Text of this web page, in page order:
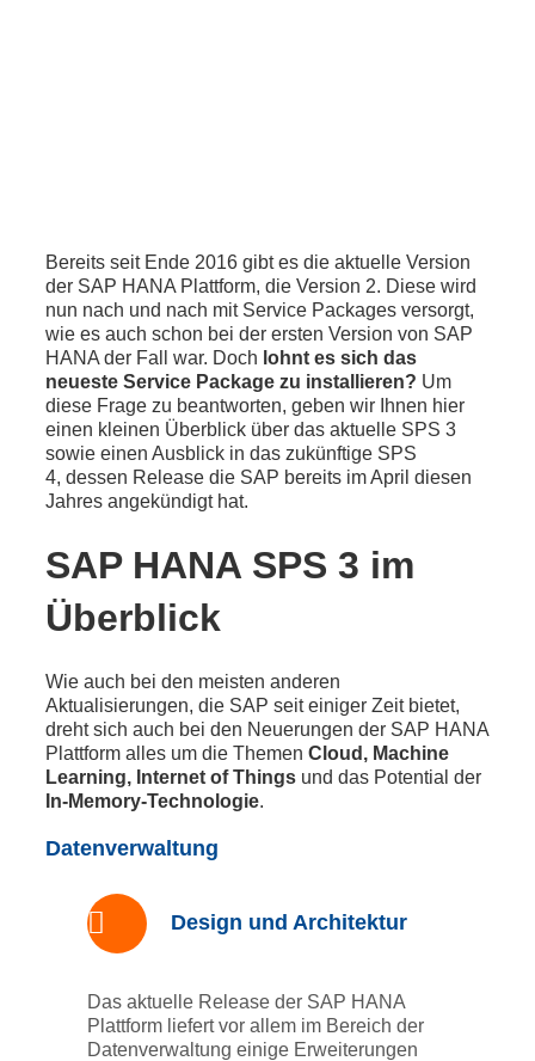
Bereits seit Ende 2016 gibt es die aktuelle Version
der SAP HANA Plattform, die Version 2. Diese wird
nun nach und nach mit Service Packages versorgt,
wie es auch schon bei der ersten Version von SAP
HANA der Fall war. Doch lohnt es sich das
neueste Service Package zu installieren? Um
diese Frage zu beantworten, geben wir Ihnen hier
einen kleinen Überblick über das aktuelle SPS 3
sowie einen Ausblick in das zukünftige SPS
4, dessen Release die SAP bereits im April diesen
Jahres angekündigt hat.
SAP HANA SPS 3 im
Überblick
Wie auch bei den meisten anderen
Aktualisierungen, die SAP seit einiger Zeit bietet,
dreht sich auch bei den Neuerungen der SAP HANA
Plattform alles um die Themen Cloud, Machine
Learning, Internet of Things und das Potential der
In-Memory-Technologie.
Datenverwaltung
Design und Architektur
Das aktuelle Release der SAP HANA
Plattform liefert vor allem im Bereich der
Datenverwaltung einige Erweiterungen